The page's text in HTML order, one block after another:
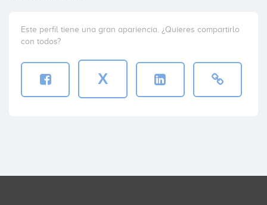
Este perfil tiene una gran apariencia. ¿Quieres compartirlo
con todos?
X